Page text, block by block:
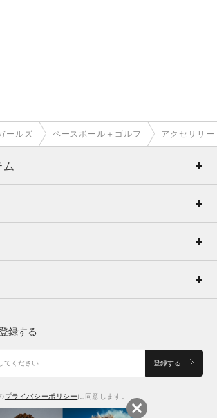
ールズ ベースボール＋ゴルフ アクセサリー
録する
登録する
プライバシーポリシーに同意します。